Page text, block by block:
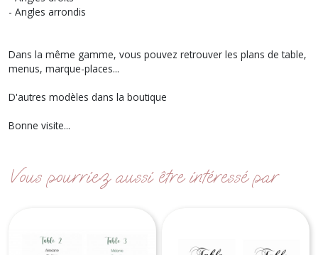
- Angles arrondis
Dans la même gamme, vous pouvez retrouver les plans de table,
menus, marque-places...
D'autres modèles dans la boutique
Bonne visite...
Vous pourriez aussi être intéressé par